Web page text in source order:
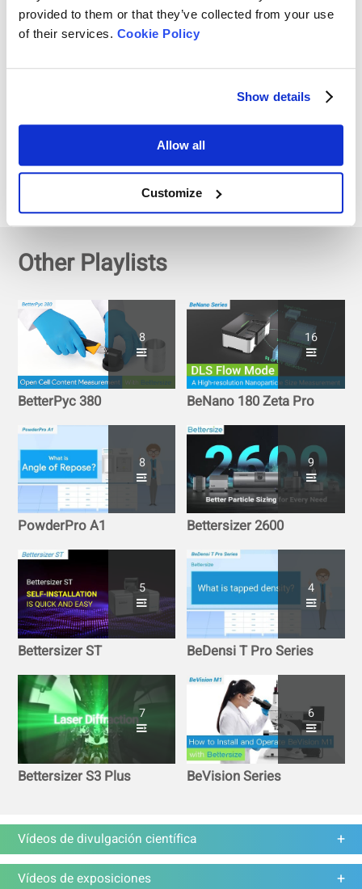
provided to them or that they’ve collected from your use
of their services. Cookie Policy
Show details
Allow all
Customize
Lanzamiento de producto
- ¡Analizador de
marzo! BeNano Teaser
Evento de lanzamiento de
Bettersize BeNano |
Analizador de tamaño de
potencial zeta
Other Playlists
8
BetterPyc 380
16
BeNano 180 Zeta Pro
8
PowderPro A1
9
Bettersizer 2600
5
Bettersizer ST
4
BeDensi T Pro Series
7
Bettersizer S3 Plus
6
BeVision Series
Vídeos de divulgación científica
Vídeos de exposiciones